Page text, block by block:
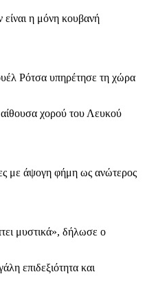
είναι η μόνη κουβανή
Ρότσα υπηρέτησε τη χώρα
αίθουσα χορού του Λευκού
με άψογη φήμη ως ανώτερος
μυστικά», δήλωσε ο
επιδεξιότητα και